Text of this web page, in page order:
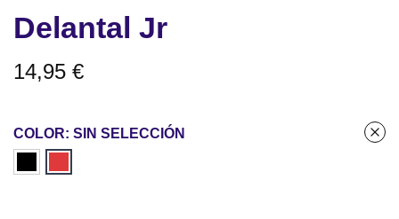
Delantal Jr
14,95 €
COLOR: SIN SELECCIÓN